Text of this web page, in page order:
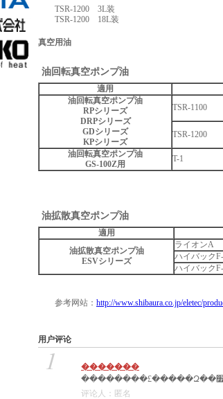
TSR-1200 3L装
TSR-1200 18L装
真空用油
油回転真空ポンプ油
適用
油回転真空ポンプ油
RPシリーズ
DRPシリーズ
GDシリーズ
KPシリーズ
TSR-1100
TSR-1200
油回転真空ポンプ油
GS-100Z用
T-1
油拡散真空ポンプ油
適用
油拡散真空ポンプ油
ESVシリーズ
ライオンA
ハイバック
ハイバック
参考网站： http://www.shibaura.co.jp/eletec/
用户评论
1
�������
评论人：匿名